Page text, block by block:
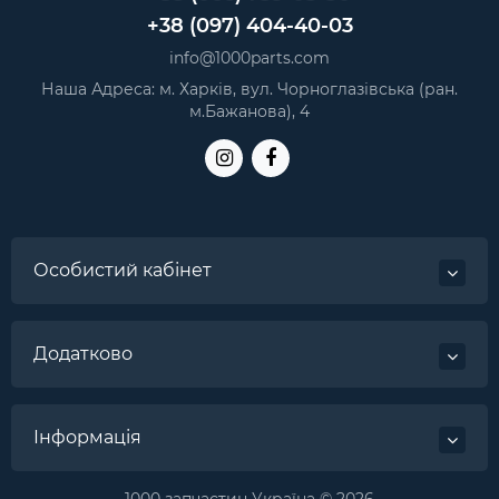
+38 (097) 404-40-03
info@1000parts.com
Наша Адреса: м. Харків, вул. Чорноглазівська (ран.
м.Бажанова), 4
Особистий кабінет
Додатково
Інформація